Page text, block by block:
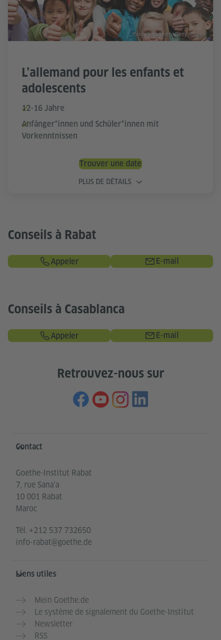
Foto (Ausschnitt): Getty Images
L’allemand pour les enfants et
adolescents
12-16 Jahre
Anfänger*innen und Schüler*innen mit
Vorkenntnissen
Trouver une date
PLUS DE DÉTAILS
Conseils à Rabat
Appeler E-mail
Conseils à Casablanca
Appeler E-mail
Retrouvez-nous sur
Service- und Informationsbereich
Contact
Goethe-Institut Rabat
7, rue Sana'a
10 001 Rabat
Maroc
Tél. +212 537 732650
info-rabat@goethe.de
Liens utiles
Mein Goethe.de
Le système de signalement du Goethe-Institut
Newsletter
RSS